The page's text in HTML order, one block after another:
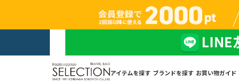
アイテムを探す ブランドを探す お買い物ガイド